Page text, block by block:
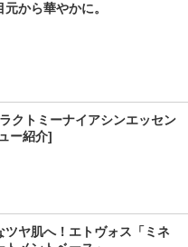
から華やかに。
クトミーナイアシンエッセン
ー紹介]
ツヤ肌へ！エトヴォス「ミネ